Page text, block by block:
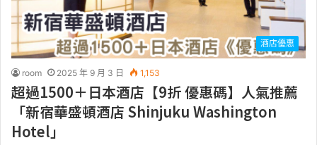
酒店優惠
room 2025 年 9 月 3 日 1,153
超過1500＋日本酒店【9折 優惠碼】人氣推薦
「新宿華盛頓酒店 Shinjuku Washington
Hotel」